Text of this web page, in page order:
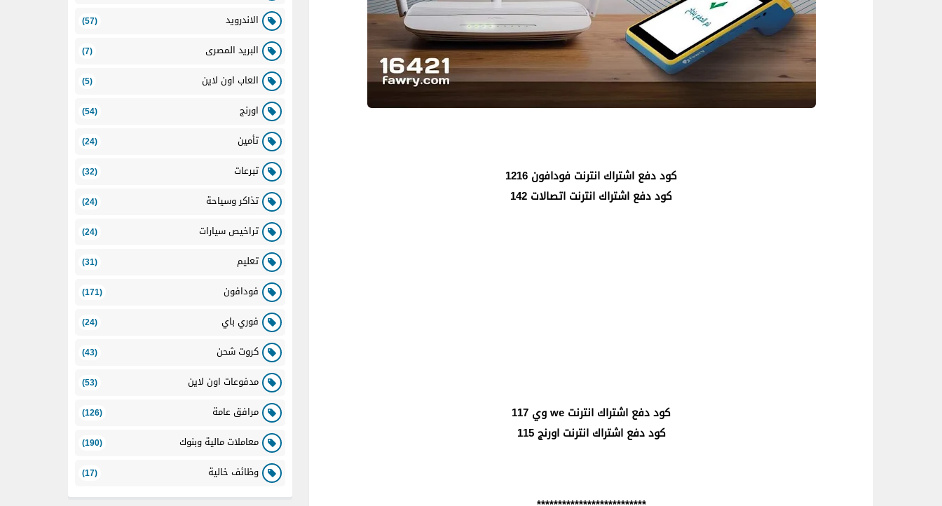
كود دفع اشتراك انترنت فودافون 1216
كود دفع اشتراك انترنت اتصالات 142
كود دفع اشتراك انترنت we وي 117
كود دفع اشتراك انترنت اورنج 115
الاندرويد (57)
البريد المصرى (7)
العاب اون لاين (5)
اورنج (54)
تأمين (24)
تبرعات (32)
تذاكر وسياحة (24)
تراخيص سيارات (24)
تعليم (31)
فودافون (171)
فوري باي (24)
كروت شحن (43)
مدفوعات اون لاين (53)
مرافق عامة (126)
معاملات مالية وبنوك (190)
وظائف خالية (17)